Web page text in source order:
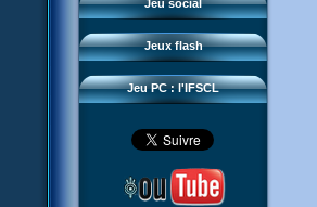
Jeu social
Jeux flash
Sector 2 Escape
Jeu PC : l'IFSCL
Téléchargements
Réseau IFSCL